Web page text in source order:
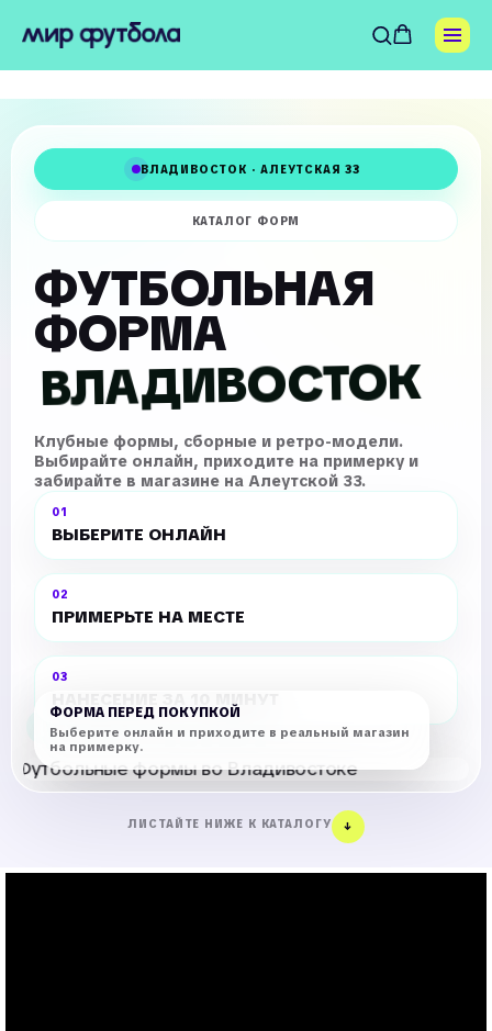
ВЛАДИВОСТОК · АЛЕУТСКАЯ 33
КАТАЛОГ ФОРМ
ФУТБОЛЬНАЯ
ФОРМА
ВЛАДИВОСТОК
Клубные формы, сборные и ретро-модели.
Выбирайте онлайн, приходите на примерку и
забирайте в магазине на Алеутской 33.
01
ВЫБЕРИТЕ ОНЛАЙН
02
ПРИМЕРЬТЕ НА МЕСТЕ
03
НАНЕСЕНИЕ ЗА 10 МИНУТ
ФОРМА ПЕРЕД ПОКУПКОЙ
Выберите онлайн и приходите в реальный магазин
на примерку.
ЛИСТАЙТЕ НИЖЕ К КАТАЛОГУ ↓